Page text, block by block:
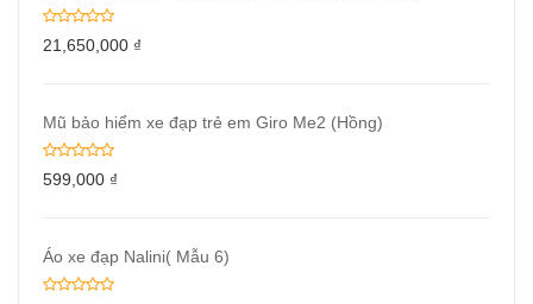
21,650,000 ₫
Mũ bảo hiểm xe đạp trẻ em Giro Me2 (Hồng)
599,000 ₫
Áo xe đạp Nalini( Mẫu 6)